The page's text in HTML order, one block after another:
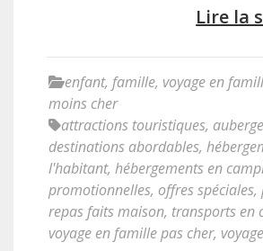
Lire la
enfant, famille, voyage en
moins cher
attractions touristiques,
destinations abordables,
l'habitant, hébergements en
promotionnelles, offres spéciales,
repas faits maison, transports en
voyage en famille pas cher,